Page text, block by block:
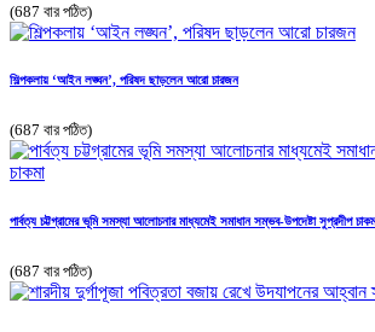
(687 বার পঠিত)
শিল্পকলায় ‘আইন লঙ্ঘন’, পরিষদ ছাড়লেন আরো চারজন
(687 বার পঠিত)
পার্বত্য চট্টগ্রামের ভূমি সমস্যা আলোচনার মাধ্যমেই সমাধান সম্ভব-উপদেষ্টা সুপ্রদীপ
(687 বার পঠিত)